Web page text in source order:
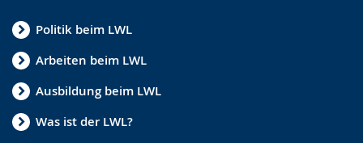
Politik beim LWL
Arbeiten beim LWL
Ausbildung beim LWL
Was ist der LWL?